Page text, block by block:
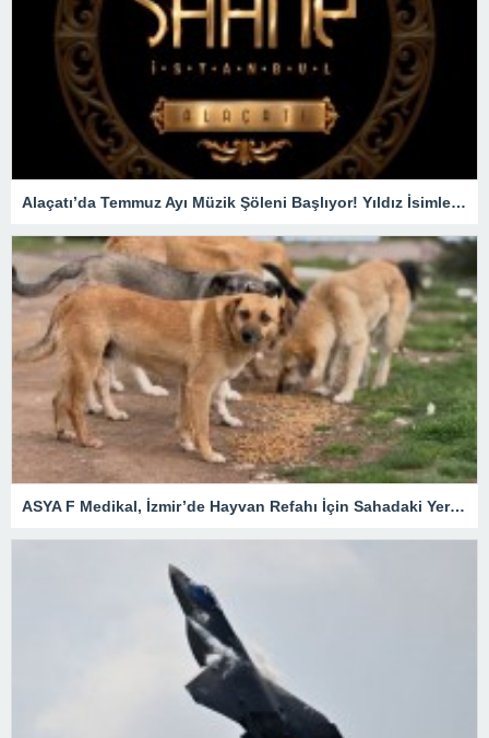
Alaçatı’da Temmuz Ayı Müzik Şöleni Başlıyor! Yıldız İsimler SAHNEDE !
ASYA F Medikal, İzmir’de Hayvan Refahı İçin Sahadaki Yerini Aldı.